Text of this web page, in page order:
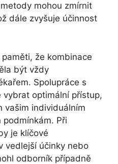
mohou zmírnit
dále zvyšuje účinnost
že kombinace
být vždy
Spolupráce s
vybrat optimální přístup,
vašim individuálním
Při
je klíčové
vedlejší účinky nebo
odborník případně